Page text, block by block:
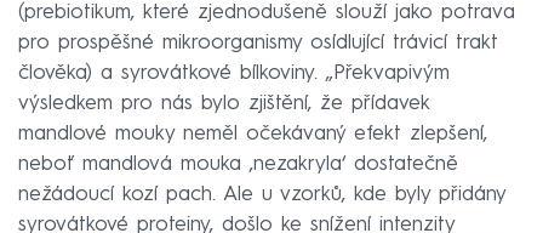
(prebiotikum, které zjednodušeně slouží jako potrava
pro prospěšné mikroorganismy osídlující trávicí trakt
člověka) a syrovátkové bílkoviny. „Překvapivým
výsledkem pro nás bylo zjištění, že přídavek
mandlové mouky neměl očekávaný efekt zlepšení,
neboť mandlová mouka ‚nezakryla‘ dostatečně
nežádoucí kozí pach. Ale u vzorků, kde byly přidány
syrovátkové proteiny, došlo ke snížení intenzity